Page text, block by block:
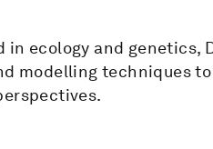
in ecology and
modelling techniques